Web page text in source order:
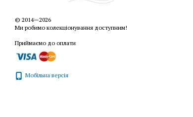
© 2014—2026
Ми робимо колекціонування доступним!
Приймаємо до оплати
Мобільна версія